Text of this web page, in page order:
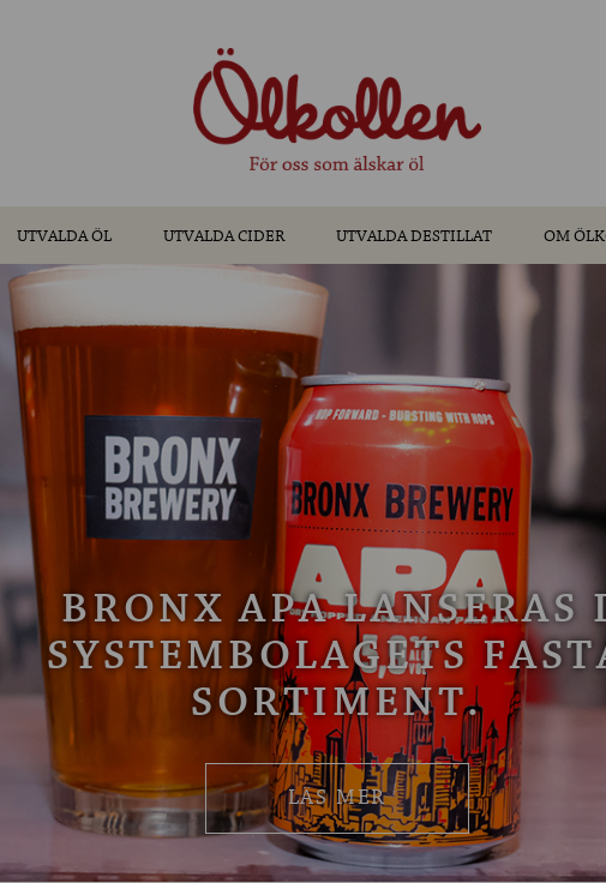
UTVALDA ÖL UTVALDA CIDER UTVALDA DESTILLAT OM
BRONX APA LANSERAS
SYSTEMBOLAGETS
SORTIMENT.
LÄS MER